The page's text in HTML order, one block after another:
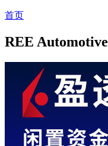
首页
REE Automotive